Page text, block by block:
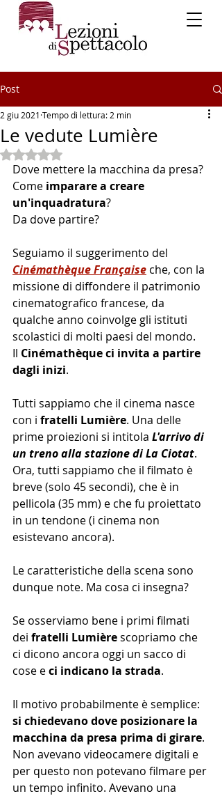
Post
Le vedute Lumière
2 giu 2021 Tempo di lettura: 2 min
Valutazione NaN stelle su 5.
Dove mettere la macchina da presa?
Come imparare a creare
un'inquadratura?
Da dove partire?
Seguiamo il suggerimento del
Cinémathèque Française che, con la
missione di diffondere il patrimonio
cinematografico francese, da
qualche anno coinvolge gli istituti
scolastici di molti paesi del mondo.
Il Cinémathèque ci invita a partire
dagli inizi.
Tutti sappiamo che il cinema nasce
con i fratelli Lumière. Una delle
prime proiezioni si intitola L'arrivo di
un treno alla stazione di La Ciotat.
Ora, tutti sappiamo che il filmato è
breve (solo 45 secondi), che è in
pellicola (35 mm) e che fu proiettato
in un tendone (i cinema non
esistevano ancora).
Le caratteristiche della scena sono
dunque note. Ma cosa ci insegna?
Se osserviamo bene i primi filmati
dei fratelli Lumière scopriamo che
ci dicono ancora oggi un sacco di
cose e ci indicano la strada.
Il motivo probabilmente è semplice:
si chiedevano dove posizionare la
macchina da presa prima di girare.
Non avevano videocamere digitali e
per questo non potevano filmare per
un tempo infinito. Avevano una